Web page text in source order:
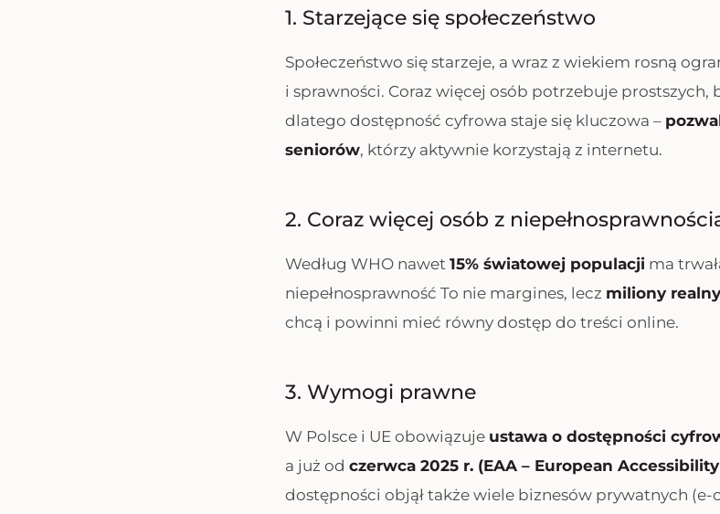
1. Starzejące się społeczeństwo
Społeczeństwo się starzeje, a wraz z wiekiem rosną
i sprawności. Coraz więcej osób potrzebuje prostszych,
dlatego dostępność cyfrowa staje się kluczowa –
seniorów, którzy aktywnie korzystają z internetu.
2. Coraz więcej osób z
Według WHO nawet 15% światowej populacji ma
niepełnosprawność To nie margines, lecz miliony
chcą i powinni mieć równy dostęp do treści online.
3. Wymogi prawne
W Polsce i UE obowiązuje ustawa o dostępności
a już od czerwca 2025 r. (EAA – European
dostępności objął także wiele biznesów prywatnych